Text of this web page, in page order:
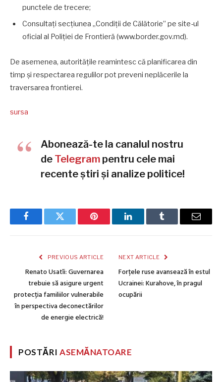
punctele de trecere;
Consultați secțiunea „Condiții de Călătorie” pe site-ul
oficial al Poliției de Frontieră (www.border.gov.md).
De asemenea, autoritățile reamintesc că planificarea din
timp și respectarea regulilor pot preveni neplăcerile la
traversarea frontierei.
sursa
Abonează-te la canalul nostru
de Telegram pentru cele mai
recente știri și analize politice!
FacebookTwitter Pinterest LinkedInTumblr Email
PREVIOUS ARTICLE
Renato Usatîi: Guvernarea
trebuie să asigure urgent
protecția familiilor vulnerabile
în perspectiva deconectărilor
de energie electrică!
NEXT ARTICLE
Forțele ruse avansează în estul
Ucrainei: Kurahove, în pragul
ocupării
POSTĂRIASEMĂNATOARE